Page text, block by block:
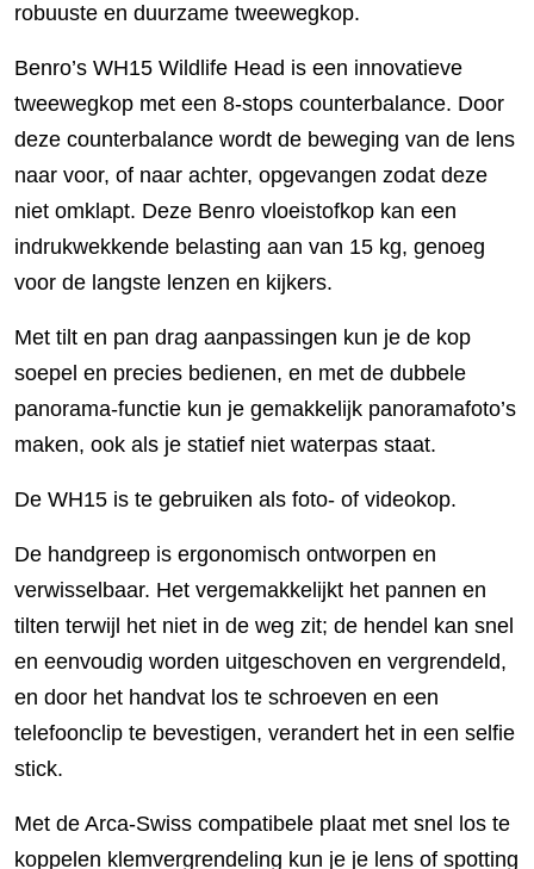
robuuste en duurzame tweewegkop.
Benro’s WH15 Wildlife Head is een innovatieve
tweewegkop met een 8-stops counterbalance. Door
deze counterbalance wordt de beweging van de lens
naar voor, of naar achter, opgevangen zodat deze
niet omklapt. Deze Benro vloeistofkop kan een
indrukwekkende belasting aan van 15 kg, genoeg
voor de langste lenzen en kijkers.
Met tilt en pan drag aanpassingen kun je de kop
soepel en precies bedienen, en met de dubbele
panorama-functie kun je gemakkelijk panoramafoto’s
maken, ook als je statief niet waterpas staat.
De WH15 is te gebruiken als foto- of videokop.
De handgreep is ergonomisch ontworpen en
verwisselbaar. Het vergemakkelijkt het pannen en
tilten terwijl het niet in de weg zit; de hendel kan snel
en eenvoudig worden uitgeschoven en vergrendeld,
en door het handvat los te schroeven en een
telefoonclip te bevestigen, verandert het in een selfie
stick.
Met de Arca-Swiss compatibele plaat met snel los te
koppelen klemvergrendeling kun je je lens of spotting